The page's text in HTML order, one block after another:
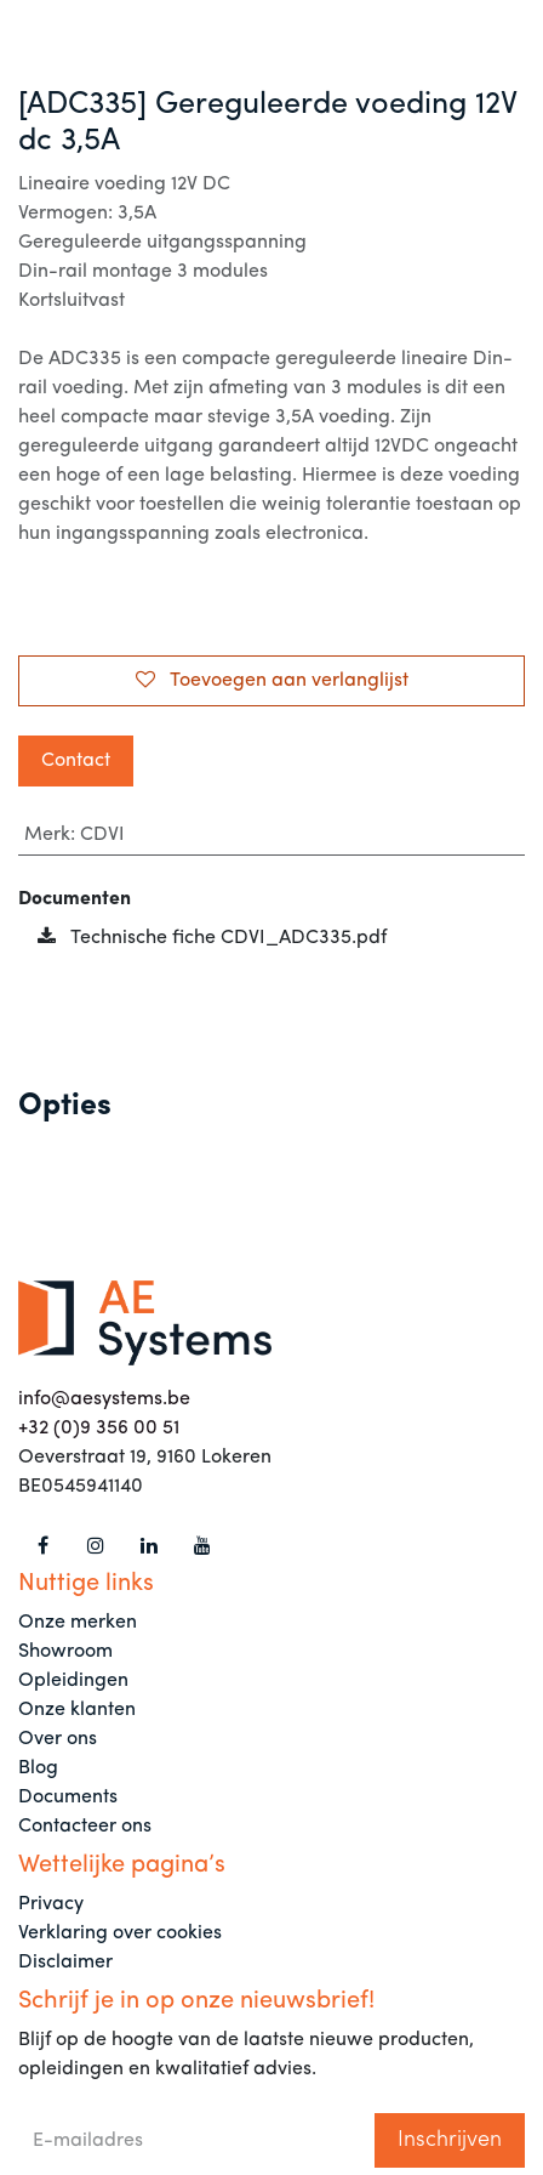
[ADC335] Gereguleerde voeding 12V
dc 3,5A
Lineaire voeding 12V DC
Vermogen: 3,5A
Gereguleerde uitgangsspanning
Din-rail montage 3 modules
Kortsluitvast
De ADC335 is een compacte gereguleerde lineaire Din-
rail voeding. Met zijn afmeting van 3 modules is dit een
heel compacte maar stevige 3,5A voeding. Zijn
gereguleerde uitgang garandeert altijd 12VDC ongeacht
een hoge of een lage belasting. Hiermee is deze voeding
geschikt voor toestellen die weinig tolerantie toestaan op
hun ingangsspanning zoals electronica.
Toevoegen aan verlanglijst
Contact
Merk: CDVI
Documenten
Technische fiche CDVI_ADC335.pdf
Opties
info@aesystems.be
+32 (0)9 356 00 51
Oeverstraat 19, 9160 Lokeren
BE0545941140
Nuttige links
Onze merken
Showroom
Opleidingen
Onze klanten
Over ons
Blog
Documents
Contacteer ons
Wettelijke pagina’s
Privacy
Verklaring over cookies
Disclaimer
Schrijf je in op onze nieuwsbrief!
Blijf op de hoogte van de laatste nieuwe producten,
opleidingen en kwalitatief advies.
Inschrijven